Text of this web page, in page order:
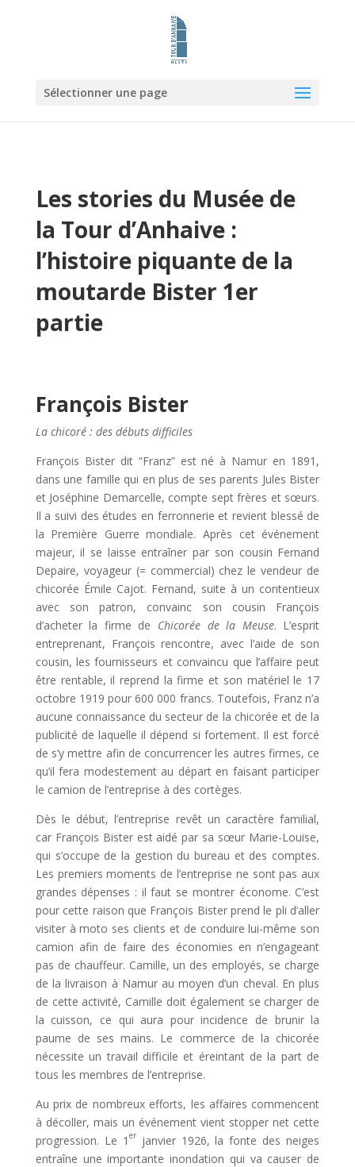
Sélectionner une page
Les stories du Musée de
la Tour d’Anhaive :
l’histoire piquante de la
moutarde Bister 1er
partie
François Bister
La chicoré : des débuts difficiles
François Bister dit “Franz” est né à Namur en 1891,
dans une famille qui en plus de ses parents Jules Bister
et Joséphine Demarcelle, compte sept frères et sœurs.
Il a suivi des études en ferronnerie et revient blessé de
la Première Guerre mondiale. Après cet événement
majeur, il se laisse entraîner par son cousin Fernand
Depaire, voyageur (= commercial) chez le vendeur de
chicorée Émile Cajot. Fernand, suite à un contentieux
avec son patron, convainc son cousin François
d’acheter la firme de Chicorée de la Meuse. L’esprit
entreprenant, François rencontre, avec l’aide de son
cousin, les fournisseurs et convaincu que l’affaire peut
être rentable, il reprend la firme et son matériel le 17
octobre 1919 pour 600 000 francs. Toutefois, Franz n’a
aucune connaissance du secteur de la chicorée et de la
publicité de laquelle il dépend si fortement. Il est forcé
de s’y mettre afin de concurrencer les autres firmes, ce
qu’il fera modestement au départ en faisant participer
le camion de l’entreprise à des cortèges.
Dès le début, l’entreprise revêt un caractère familial,
car François Bister est aidé par sa sœur Marie-Louise,
qui s’occupe de la gestion du bureau et des comptes.
Les premiers moments de l’entreprise ne sont pas aux
grandes dépenses : il faut se montrer économe. C’est
pour cette raison que François Bister prend le pli d’aller
visiter à moto ses clients et de conduire lui-même son
camion afin de faire des économies en n’engageant
pas de chauffeur. Camille, un des employés, se charge
de la livraison à Namur au moyen d’un cheval. En plus
de cette activité, Camille doit également se charger de
la cuisson, ce qui aura pour incidence de brunir la
paume de ses mains. Le commerce de la chicorée
nécessite un travail difficile et éreintant de la part de
tous les membres de l’entreprise.
Au prix de nombreux efforts, les affaires commencent
à décoller, mais un événement vient stopper net cette
progression. Le 1 er janvier 1926, la fonte des neiges
entraîne une importante inondation qui va causer de